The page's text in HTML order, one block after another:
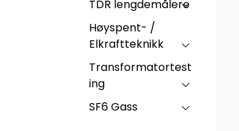
TDR lengdemålere
Høyspent- /
Elkraftteknikk
Transformatortest
ing
SF6 Gass